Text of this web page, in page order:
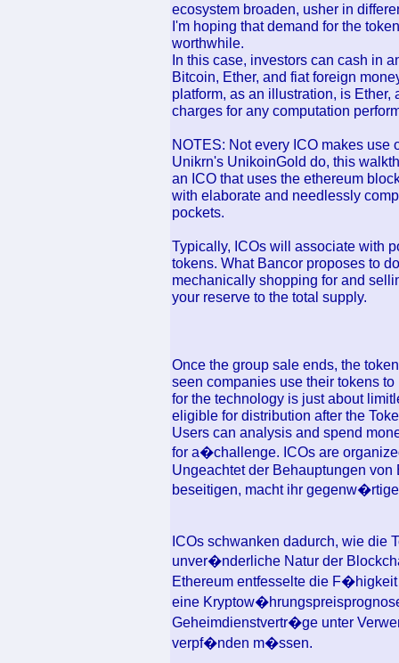
ecosystem broaden, usher in
I'm hoping that demand for the
worthwhile.
In this case, investors can cash in
Bitcoin, Ether, and fiat foreign
platform, as an illustration, is
charges for any computation
NOTES: Not every ICO makes use
Unikrn's UnikoinGold do, this
an ICO that uses the ethereum
with elaborate and needlessly
pockets.
Typically, ICOs will associate with
tokens. What Bancor proposes to
mechanically shopping for and
your reserve to the total supply.
Once the group sale ends, the
seen companies use their tokens
for the technology is just about
eligible for distribution after the
Users can analysis and spend
for a�challenge. ICOs are
Ungeachtet der Behauptungen
beseitigen, macht ihr
ICOs schwanken dadurch, wie die
unver�nderliche Natur der
Ethereum entfesselte die
eine
Geheimdienstvertr�ge unter
verpf�nden m�ssen.